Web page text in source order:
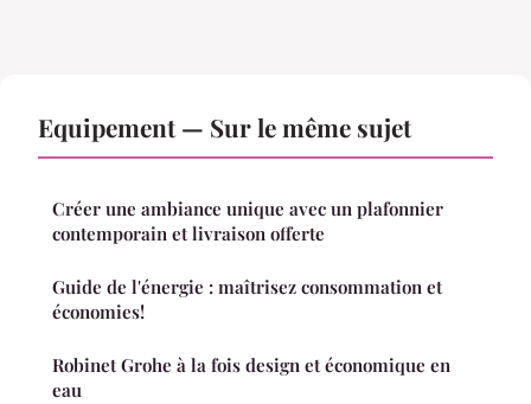
Equipement — Sur le même sujet
Créer une ambiance unique avec un plafonnier
contemporain et livraison offerte
Guide de l'énergie : maîtrisez consommation et
économies!
Robinet Grohe à la fois design et économique en
eau